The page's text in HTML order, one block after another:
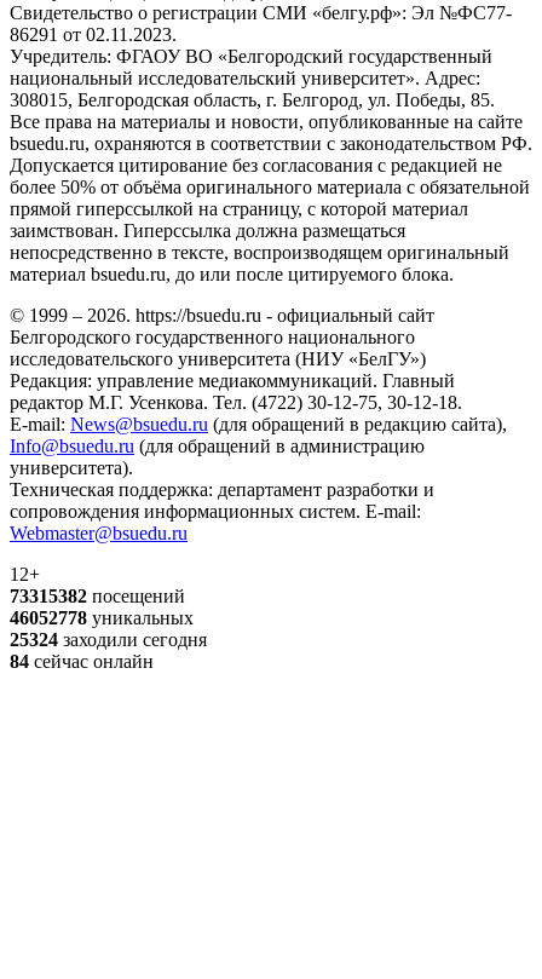
Свидетельство о регистрации СМИ «белгу.рф»: Эл №ФС77-
86291 от 02.11.2023.
Учредитель: ФГАОУ ВО «Белгородский государственный
национальный исследовательский университет». Адрес:
308015, Белгородская область, г. Белгород, ул. Победы, 85.
Все права на материалы и новости, опубликованные на сайте
bsuedu.ru, охраняются в соответствии с законодательством РФ.
Допускается цитирование без согласования с редакцией не
более 50% от объёма оригинального материала с обязательной
прямой гиперссылкой на страницу, с которой материал
заимствован. Гиперссылка должна размещаться
непосредственно в тексте, воспроизводящем оригинальный
материал bsuedu.ru, до или после цитируемого блока.
© 1999 – 2026. https://bsuedu.ru - официальный сайт
Белгородского государственного национального
исследовательского университета (НИУ «БелГУ»)
Редакция: управление медиакоммуникаций. Главный
редактор М.Г. Усенкова. Тел. (4722) 30-12-75, 30-12-18.
E-mail: News@bsuedu.ru (для обращений в редакцию сайта),
Info@bsuedu.ru (для обращений в администрацию
университета).
Техническая поддержка: департамент разработки и
сопровождения информационных систем. E-mail:
Webmaster@bsuedu.ru
12+
73315382 посещений
46052778 уникальных
25324 заходили сегодня
84 сейчас онлайн